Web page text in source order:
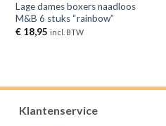
Lage dames boxers naadloos
M&B 6 stuks “rainbow”
€18,95 incl. BTW
Klantenservice